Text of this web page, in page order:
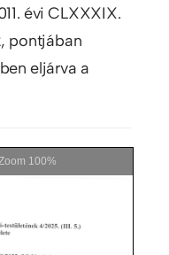
évi CLXXXIX.
pontjában
eljárva a
100%